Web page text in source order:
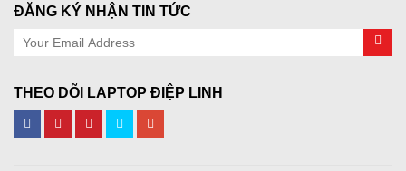
ĐĂNG KÝ NHẬN TIN TỨC
THEO DÕI LAPTOP ĐIỆP LINH